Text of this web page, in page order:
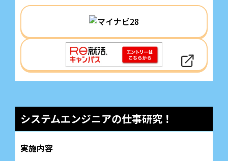
システムエンジニアの仕事研究！
実施内容